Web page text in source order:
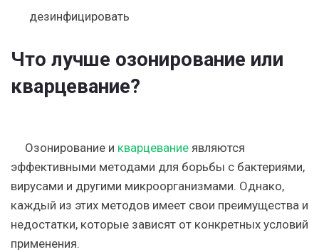
дезинфицировать
Что лучше озонирование или
кварцевание?
Озонирование и кварцевание являются
эффективными методами для борьбы с бактериями,
вирусами и другими микроорганизмами. Однако,
каждый из этих методов имеет свои преимущества и
недостатки, которые зависят от конкретных условий
применения.